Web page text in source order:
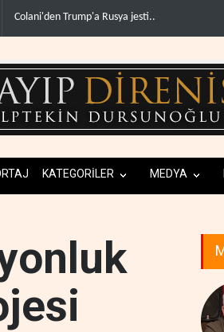
İsrail basınından terörist yerleşimcilere destek
KATEGORİLER MEDYA